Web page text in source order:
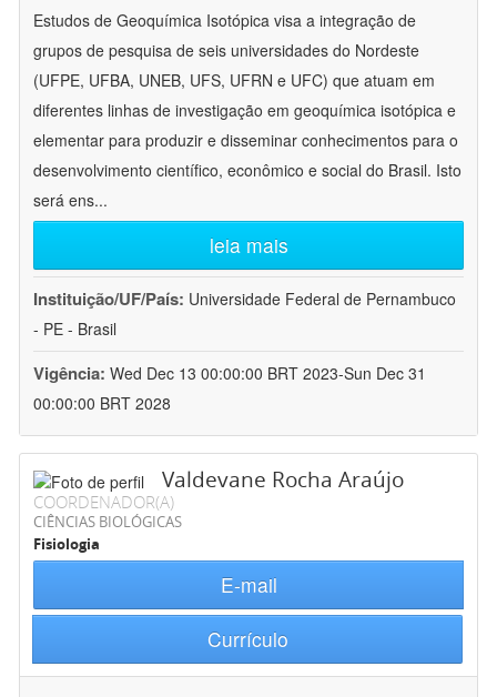
Estudos de Geoquímica Isotópica visa a integração de
grupos de pesquisa de seis universidades do Nordeste
(UFPE, UFBA, UNEB, UFS, UFRN e UFC) que atuam em
diferentes linhas de investigação em geoquímica isotópica e
elementar para produzir e disseminar conhecimentos para o
desenvolvimento científico, econômico e social do Brasil. Isto
será ens...
leia mais
Instituição/UF/País: Universidade Federal de Pernambuco
- PE - Brasil
Vigência: Wed Dec 13 00:00:00 BRT 2023-Sun Dec 31
00:00:00 BRT 2028
Valdevane Rocha Araújo
COORDENADOR(A)
CIÊNCIAS BIOLÓGICAS
Fisiologia
E-mail
Currículo